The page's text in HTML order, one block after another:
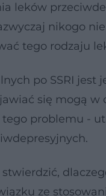
leków
nikogo
tego rodzaju
po SSRI
się mogą
problemu -
stwierdzić,
ze